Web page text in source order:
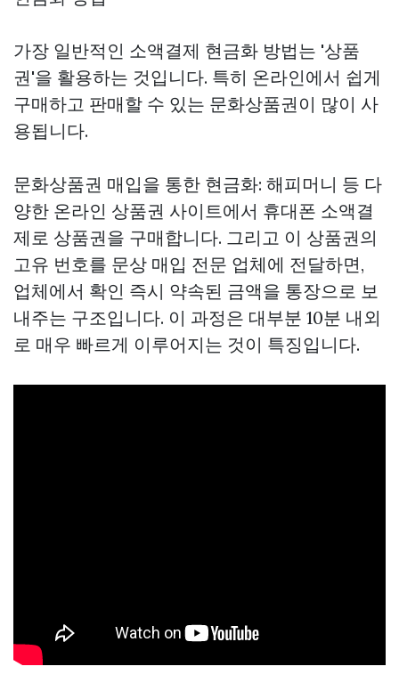
가장 일반적인 소액결제 현금화 방법는 '상품
권'을 활용하는 것입니다. 특히 온라인에서 쉽게
구매하고 판매할 수 있는 문화상품권이 많이 사
용됩니다.
문화상품권 매입을 통한 현금화: 해피머니 등 다
양한 온라인 상품권 사이트에서 휴대폰 소액결
제로 상품권을 구매합니다. 그리고 이 상품권의
고유 번호를 문상 매입 전문 업체에 전달하면,
업체에서 확인 즉시 약속된 금액을 통장으로 보
내주는 구조입니다. 이 과정은 대부분 10분 내외
로 매우 빠르게 이루어지는 것이 특징입니다.